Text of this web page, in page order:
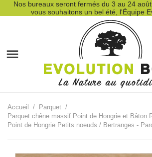
Nos bureaux seront fermés du 3 au 24
vous souhaitons un bel été, l'Équipe

Accueil
Parquet
Parquet chêne massif Point de Hongrie et Bâton
Point de Hongrie Petits noeuds / Bertranges -